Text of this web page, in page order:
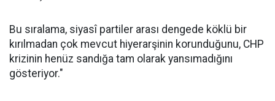
Bu sıralama, siyasî partiler arası dengede köklü bir
kırılmadan çok mevcut hiyerarşinin korunduğunu, CHP
krizinin henüz sandığa tam olarak yansımadığını
gösteriyor."